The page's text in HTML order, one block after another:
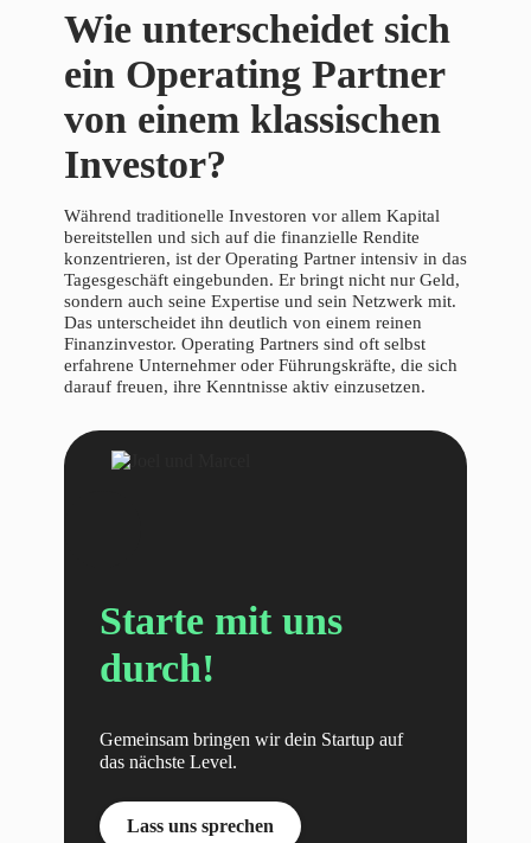
Wie unterscheidet sich
ein Operating Partner
von einem klassischen
Investor?
Während traditionelle Investoren vor allem Kapital
bereitstellen und sich auf die finanzielle Rendite
konzentrieren, ist der Operating Partner intensiv in das
Tagesgeschäft eingebunden. Er bringt nicht nur Geld,
sondern auch seine Expertise und sein Netzwerk mit.
Das unterscheidet ihn deutlich von einem reinen
Finanzinvestor. Operating Partners sind oft selbst
erfahrene Unternehmer oder Führungskräfte, die sich
darauf freuen, ihre Kenntnisse aktiv einzusetzen.
Starte mit uns
durch!
Gemeinsam bringen wir dein Startup auf
das nächste Level.
Lass uns sprechen